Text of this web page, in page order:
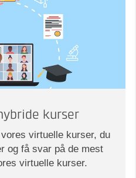
kurser
virtuelle kurser, du
og få svar på de mest
virtuelle kurser.